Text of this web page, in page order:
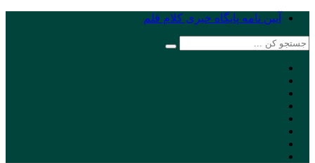
آیین نامه پایگاه خبری کلام قلم